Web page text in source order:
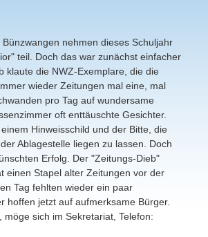
nehmen dieses Schuljahr
teil. Doch das war zunächst einfacher
klaute die NWZ-Exemplare, die die
wieder Zeitungen mal eine, mal
pro Tag auf wundersame
oft enttäuschte Gesichter.
Hinweisschild und der Bitte, die
Ablagestelle liegen zu lassen. Doch
Erfolg. Der "Zeitungs-Dieb"
einen Stapel alter Zeitungen vor der
Tag fehlten wieder ein paar
hoffen jetzt auf aufmerksame Bürger.
sich im Sekretariat, Telefon: